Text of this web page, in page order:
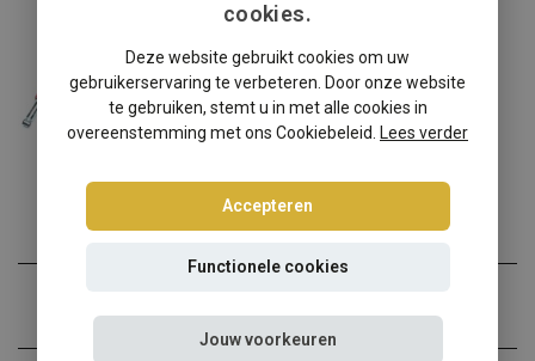
BMW 5-Serie Sedan E34 schroefset
BMW 5-Serie Sedan E34? Ki...
€324,95
cookies.
Deze website gebruikt cookies om uw
gebruikerservaring te verbeteren. Door onze website
te gebruiken, stemt u in met alle cookies in
overeenstemming met ons Cookiebeleid.
Lees verder
Accepteren
Functionele cookies
Jouw voorkeuren